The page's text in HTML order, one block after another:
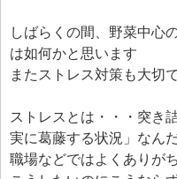
しばらくの間、野菜中心
は如何かと思います
またストレス対策も大切
ストレスとは・・・突き
実に葛藤する状況」なん
職場などではよくありが